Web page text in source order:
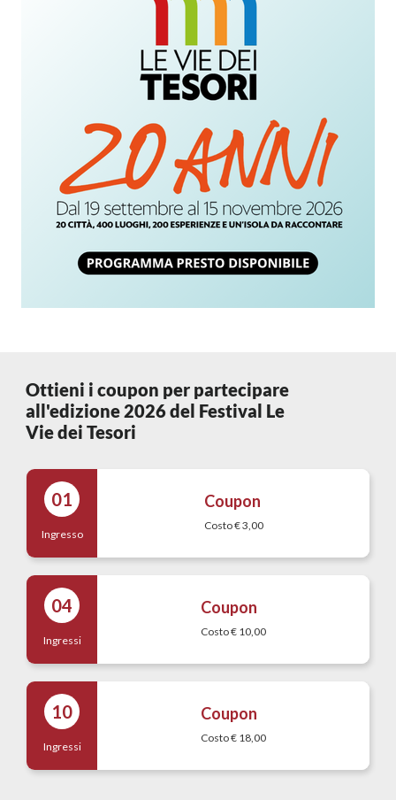
Ottieni i coupon per partecipare
all'edizione 2026 del Festival Le
Vie dei Tesori
01
Ingresso
Coupon
Costo € 3,00
04
Ingressi
Coupon
Costo € 10,00
10
Ingressi
Coupon
Costo € 18,00